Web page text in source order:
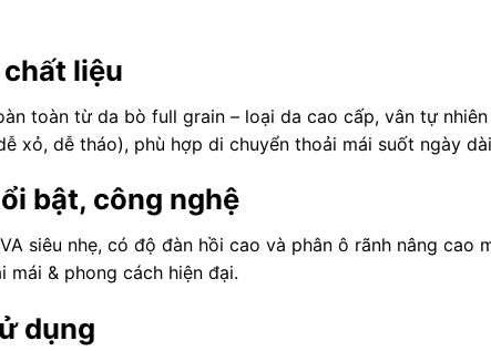
liệu
toàn từ da bò full grain – loại da cao cấp, vân tự
xỏ, dễ tháo), phù hợp di chuyển thoải mái suốt ngày
bật, công nghệ
siêu nhẹ, có độ đàn hồi cao và phân ô rãnh nâng
mái & phong cách hiện đại.
dụng